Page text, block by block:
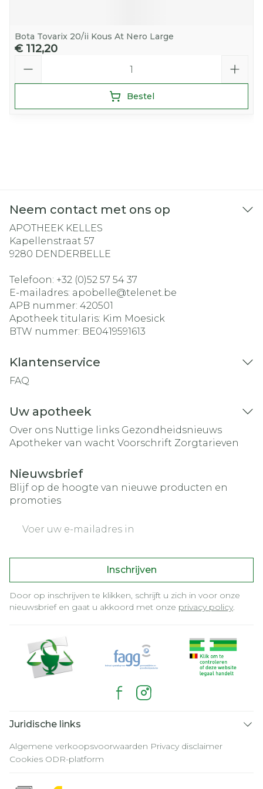
Bota Tovarix 20/ii Kous At Nero Large
€ 112,20
Bestel
Neem contact met ons op
APOTHEEK KELLES
Kapellenstraat 57
9280 DENDERBELLE
Telefoon: +32 (0)52 57 54 37
E-mailadres: apobelle@telenet.be
APB nummer: 420501
Apotheek titularis: Kim Moesick
BTW nummer: BE0419591613
Klantenservice
FAQ
Uw apotheek
Over ons Nuttige links Gezondheidsnieuws
Apotheker van wacht Voorschrift Zorgtarieven
Nieuwsbrief
Blijf op de hoogte van nieuwe producten en
promoties
Inschrijven
Door op inschrijven te klikken, schrijft u zich in voor onze
nieuwsbrief en gaat u akkoord met onze privacy policy.
Juridische links
Algemene verkoopsvoorwaarden Privacy disclaimer
Cookies ODR-platform